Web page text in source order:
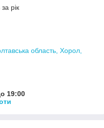
рік
область, Хорол,
19:00